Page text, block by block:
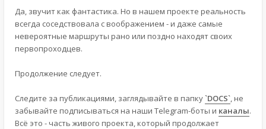
Да, звучит как фантастика. Но в нашем проекте реальность
всегда соседствовала с воображением - и даже самые
невероятные маршруты рано или поздно находят своих
первопроходцев.
Продолжение следует.
Следите за публикациями, заглядывайте в папку`DOCS`, не
забывайте подписываться на наши Telegram-боты и каналы.
Всё это - часть живого проекта, который продолжает